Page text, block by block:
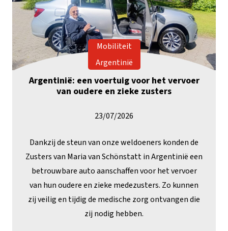
Mobiliteit
Argentinië
Argentinië: een voertuig voor het vervoer
van oudere en zieke zusters
23/07/2026
Dankzij de steun van onze weldoeners konden de
Zusters van Maria van Schönstatt in Argentinië een
betrouwbare auto aanschaffen voor het vervoer
van hun oudere en zieke medezusters. Zo kunnen
zij veilig en tijdig de medische zorg ontvangen die
zij nodig hebben.